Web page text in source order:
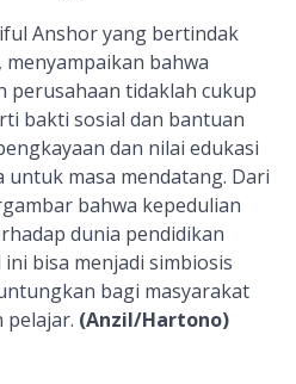
Anshor yang bertindak
, menyampaikan bahwa
perusahaan tidaklah cukup
bakti sosial dan bantuan
dan nilai edukasi
masa mendatang. Dari
bahwa kepedulian
dunia pendidikan
bisa menjadi simbiosis
bagi masyarakat
pelajar. (Anzil/Hartono)